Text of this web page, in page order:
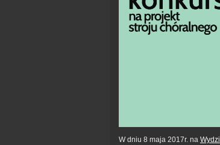
W dniu 8 maja 2017r. na